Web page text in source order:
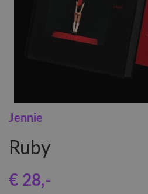
Jennie
Ruby
€ 28,-